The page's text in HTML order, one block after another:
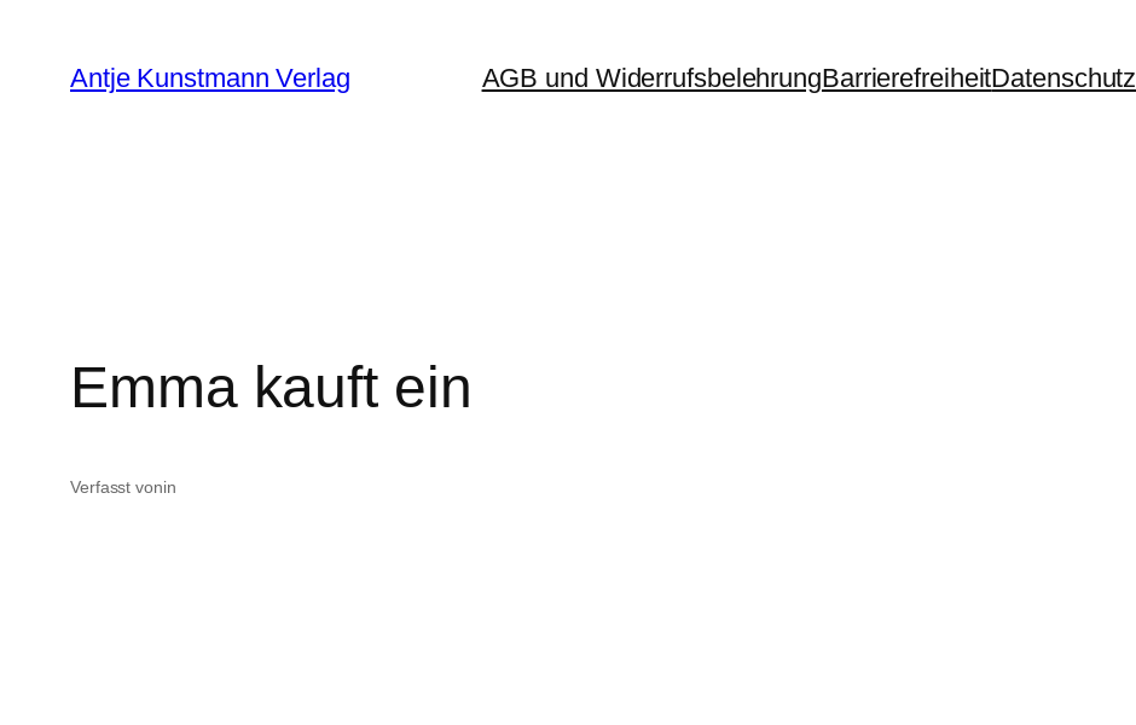
springen
Antje Kunstmann Verlag AGB und WiderrufsbelehrungBarrierefreiheitDatenschutz
Emma kauft ein
Verfasst vonin